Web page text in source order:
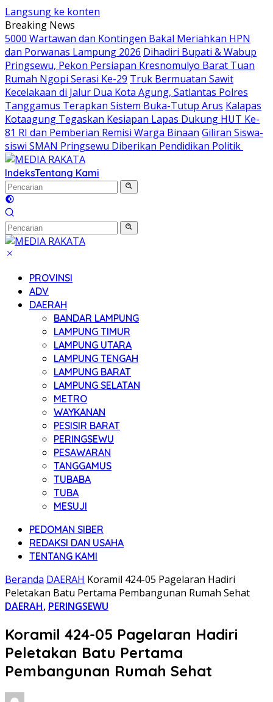
Langsung ke konten
Breaking News
5000 Wartawan dan Kontingen Bakal Meriahkan HPN
dan Porwanas Lampung 2026 Dihadiri Bupati & Wabup
Pringsewu, Pekon Persiapan Kresnomulyo Barat Tuan
Rumah Ngopi Serasi Ke-29 Truk Bermuatan Sawit
Kecelakaan di Jalur Dua Kota Agung, Satlantas Polres
Tanggamus Terapkan Sistem Buka-Tutup Arus Kalapas
Kotaagung Tegaskan Kesiapan Lapas Dukung HUT Ke-
81 RI dan Pemberian Remisi Warga Binaan Giliran Siswa-
siswi SMAN Pringsewu Diberikan Pendidikan Politik
IndeksTentang Kami
PROVINSI
ADV
DAERAH
BANDAR LAMPUNG
LAMPUNG TIMUR
LAMPUNG UTARA
LAMPUNG TENGAH
LAMPUNG BARAT
LAMPUNG SELATAN
METRO
WAYKANAN
PESISIR BARAT
PERINGSEWU
PESAWARAN
TANGGAMUS
TUBABA
TUBA
MESUJI
PEDOMAN SIBER
REDAKSI DAN USAHA
TENTANG KAMI
Beranda DAERAH Koramil 424-05 Pagelaran Hadiri
Peletakan Batu Pertama Pembangunan Rumah Sehat
DAERAH, PERINGSEWU
Koramil 424-05 Pagelaran Hadiri
Peletakan Batu Pertama
Pembangunan Rumah Sehat